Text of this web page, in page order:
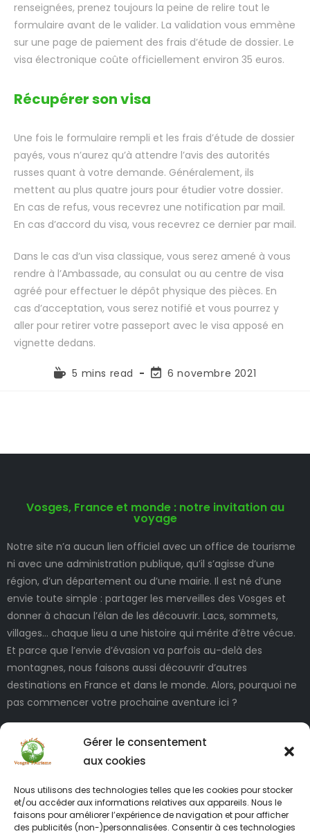
Gérer le consentement
aux cookies
Nous utilisons des technologies telles que les cookies pour stocker
et/ou accéder aux informations relatives aux appareils. Nous le
faisons pour améliorer l’expérience de navigation et pour afficher
des publicités (non-)personnalisées. Consentir à ces technologies
renseignées, prenez toujours la peine de relire tout le
formulaire avant de le valider. La validation vous emmène
sur une page de paiement des frais d’étude de dossier. Le
visa électronique coûte officiellement environ 35 euros.
Récupérer son visa
Une fois le formulaire rempli et les frais d’étude de dossier
payés, vous n’aurez qu’à attendre l’avis des autorités
russes quant à votre demande. Généralement, ils
mettent au plus quatre jours pour étudier votre dossier.
En cas de refus, vous recevrez une notification par mail.
En cas d’accord du visa, vous recevrez ce dernier par mail.
Dans le cas d’un visa classique, vous serez amené à vous
rendre à l’Ambassade, au consulat ou au centre de visa
agréé pour effectuer le dépôt physique des pièces. En
cas d’acceptation, vous serez notifié et vous pourrez y
aller pour retirer votre passeport avec le visa apposé en
vignette dedans.
5 mins read 6 novembre 2021
Vosges, France et monde : notre invitation au
voyage
Notre site n’a aucun lien officiel avec un office de tourisme
ni avec une administration publique, qu’il s’agisse d’une
région, d’un département ou d’une mairie. Il est né d’une
envie toute simple : partager les merveilles des Vosges et
donner à chacun l’élan de les découvrir. Lacs, sommets,
villages… chaque lieu a une histoire qui mérite d’être vécue.
Et parce que l’envie d’évasion va parfois au-delà des
montagnes, nous faisons aussi découvrir d’autres
destinations en France et dans le monde. Alors, pourquoi ne
pas commencer votre prochaine aventure ici ?